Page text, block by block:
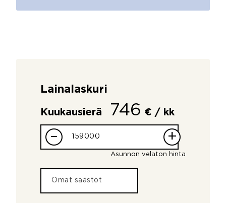
Lainalaskuri
Kuukausierä 746 € / kk
– +
Asunnon velaton hinta